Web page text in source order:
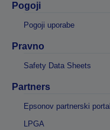
Pogoji
Pogoji uporabe
Pravno
Safety Data Sheets
Partners
Epsonov partnerski portal
LPGA